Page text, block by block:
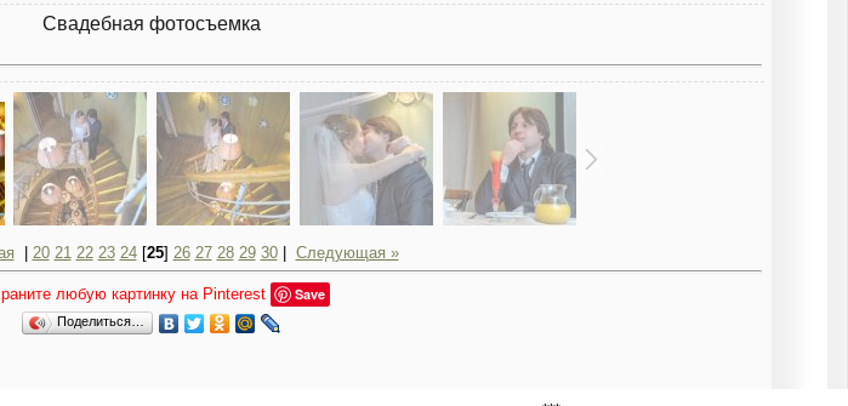
Свадебная фотосъемка
20 21 22 23 24[25] 26 27 28 29 30| Следующая »
любую картинку на Pinterest Save
Поделиться…